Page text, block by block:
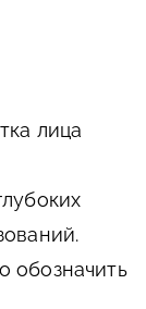
лица
обозначить